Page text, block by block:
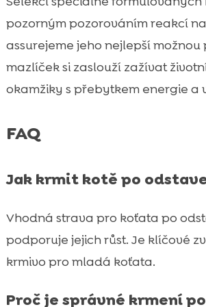
pozorným pozorováním reakcí
assurejeme jeho nejlepší možnou
mazlíček si zaslouží zažívat
okamžiky s přebytkem energie a
FAQ
Jak krmit kotě po
Vhodná strava pro koťata po
podporuje jejich růst. Je klíčové
krmivo pro mladá koťata.
Proč je správné krmení